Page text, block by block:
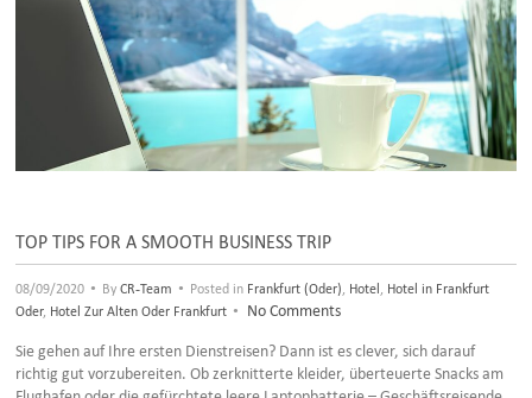
TOP TIPS FOR A SMOOTH BUSINESS TRIP
08/09/2020 • ByCR-Team • Posted in Frankfurt (Oder) Hotel
Hotel in Frankfurt
Oder, Hotel Zur Alten Oder Frankfurt • No Comments
Sie gehen auf Ihre ersten Dienstreisen? Dann ist es clever, sich darauf
richtig gut vorzubereiten. Ob zerknitterte kleider, überteuerte Snacks am
Flughafen oder die gefürchtete leere Laptopbatterie – Geschäftsreisende